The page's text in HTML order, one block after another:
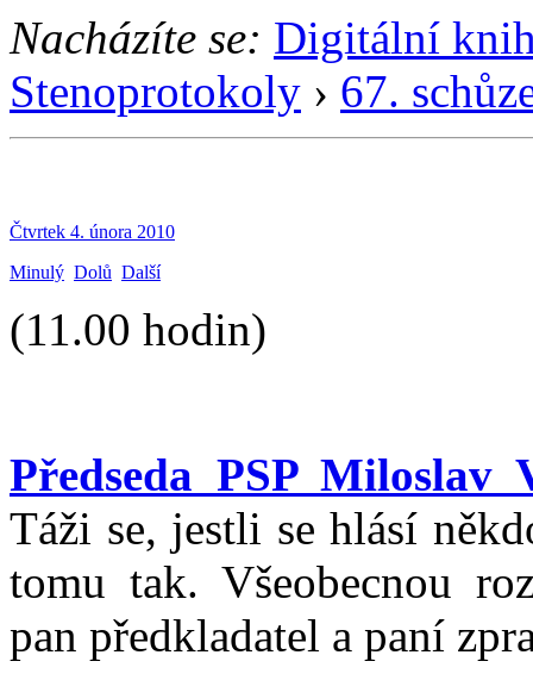
Nacházíte se: Digitální
Stenoprotokoly › 67.
Čtvrtek 4. února 2010
Minulý Dolů Další
(11.00 hodin)
Předseda PSP Miloslav
Táži se, jestli se hlásí
tomu tak. Všeobecnou
pan předkladatel a paní